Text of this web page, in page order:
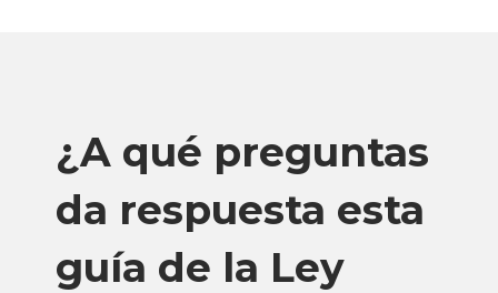
¿A qué preguntas
da respuesta esta
guía de la Ley